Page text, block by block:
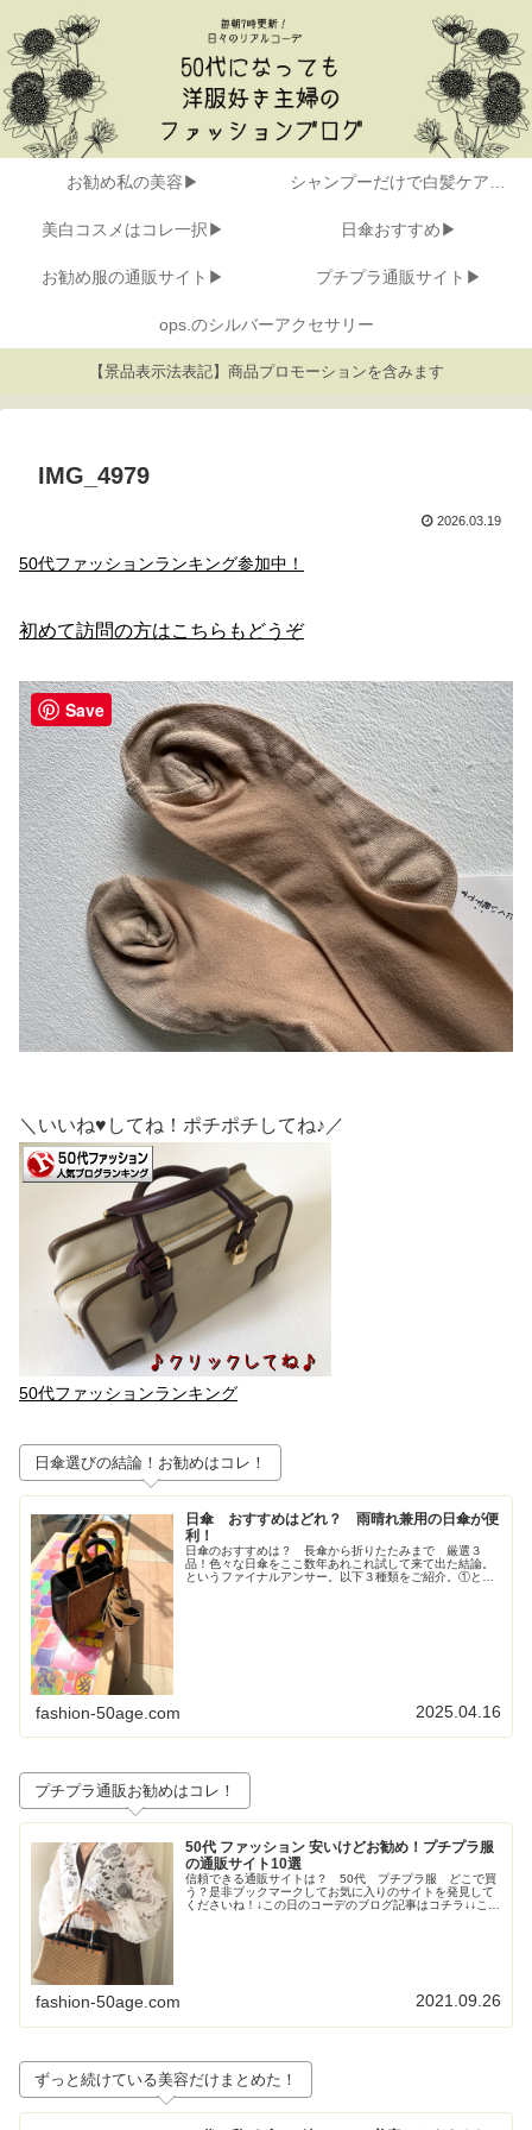
お勧め私の美容▶ シャンプーだけで白髪ケア▶
美白コスメはコレ一択▶ 日傘おすすめ▶
お勧め服の通販サイト▶ プチプラ通販サイト▶
ops.のシルバーアクセサリー
【景品表示法表記】商品プロモーションを含みます
IMG_4979
2026.03.19
50代ファッションランキング参加中！
初めて訪問の方はこちらもどうぞ
＼いいね♥してね！ポチポチしてね♪／
50代ファッションランキング
日傘選びの結論！お勧めはコレ！
日傘 おすすめはどれ？ 雨晴れ兼用の日傘が便
利！
日傘のおすすめは？ 長傘から折りたたみまで 厳選３
品！色々な日傘をここ数年あれこれ試して来て出た結論。
というファイナルアンサー。以下３種類をご紹介。①とに
fashion-50age.com 2025.04.16
プチプラ通販お勧めはコレ！
50代 ファッション 安いけどお勧め！プチプラ服
の通販サイト10選
信頼できる通販サイトは？ 50代 プチプラ服 どこで買
う？是非ブックマークしてお気に入りのサイトを発見して
くださいね！↓この日のコーデのブログ記事はコチラ↓↓この
fashion-50age.com 2021.09.26
ずっと続けている美容だけまとめた！
Save